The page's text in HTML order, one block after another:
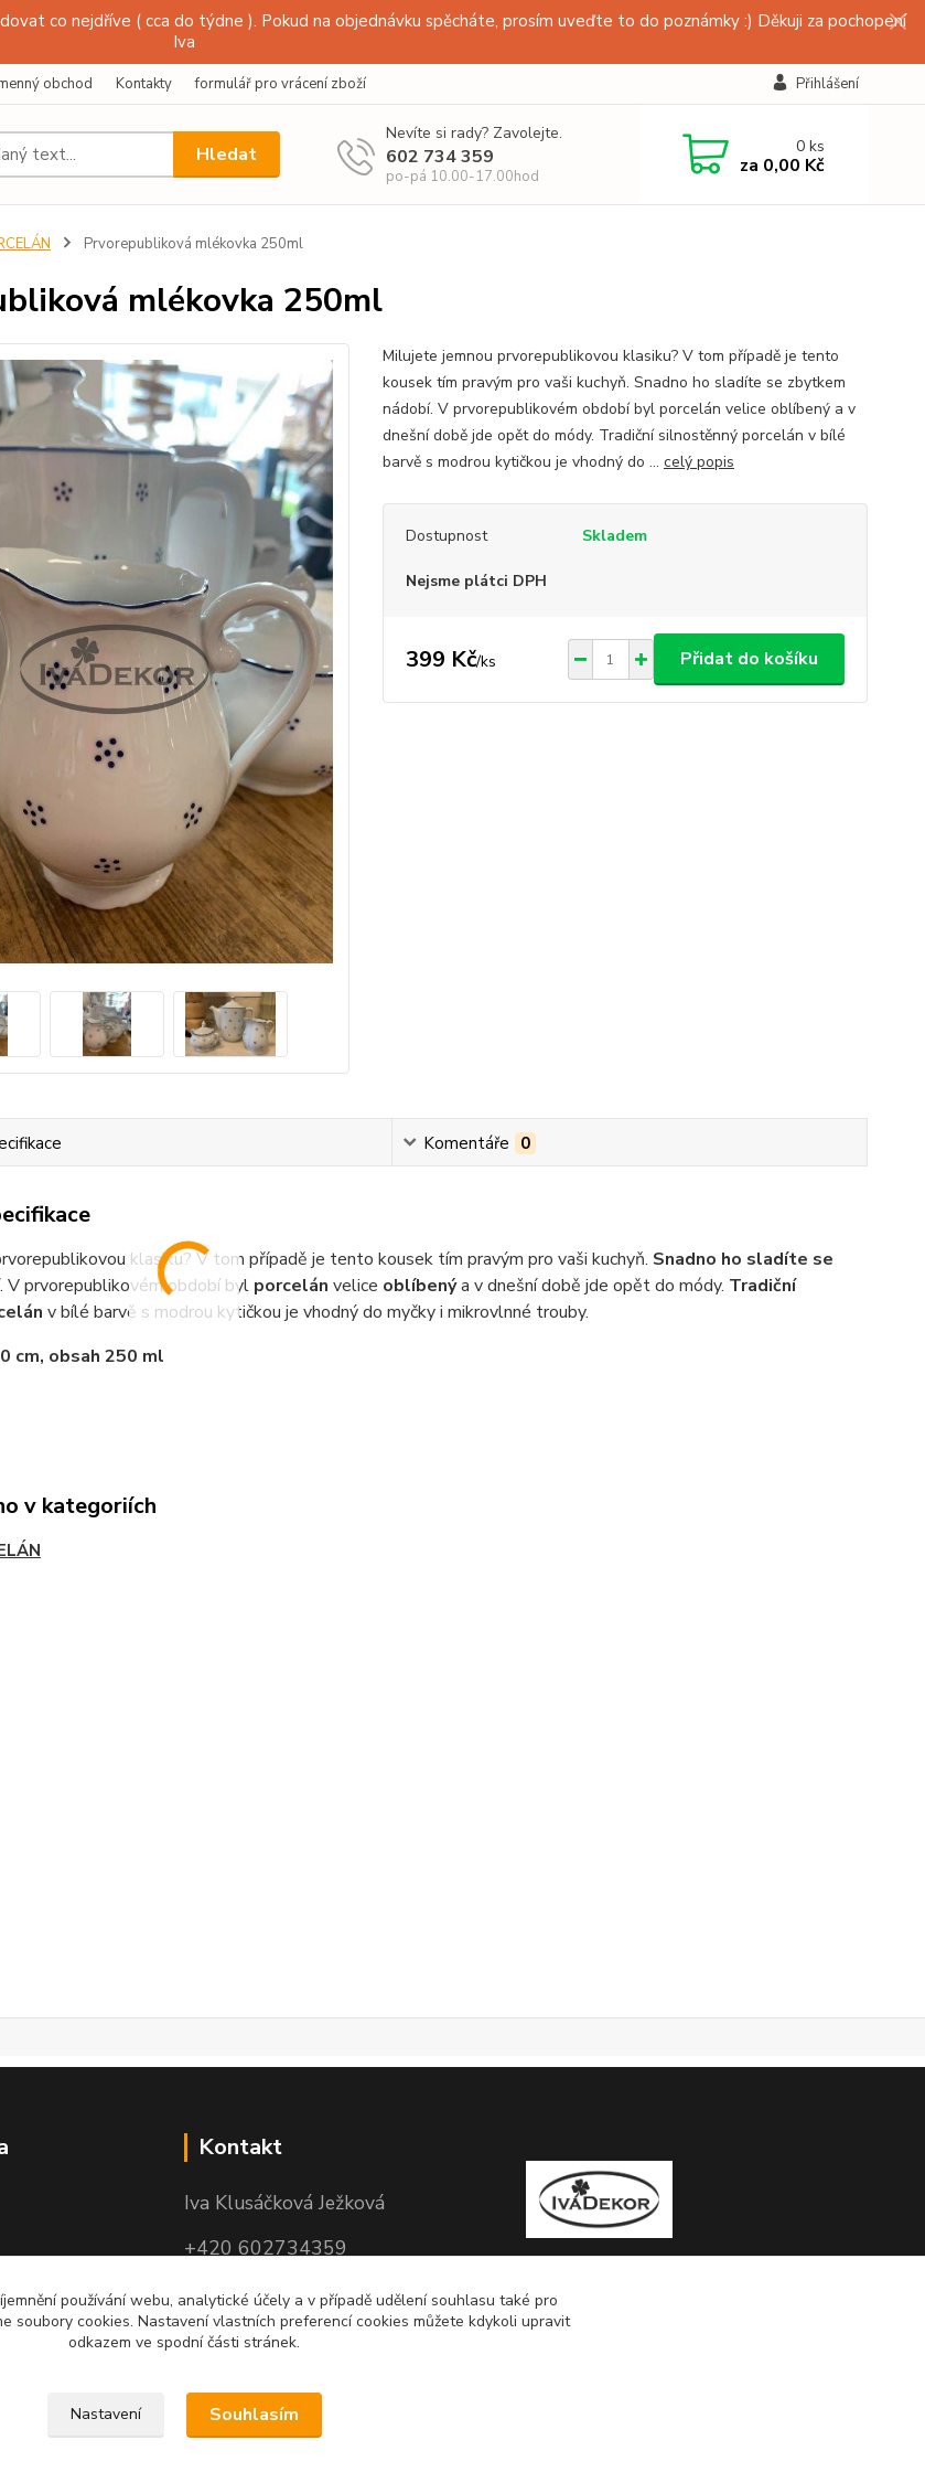
co nejdříve ( cca do týdne ). Pokud na objednávku spěcháte, prosím uveďte to do poznámky :) Děkuji za pochopení
Iva
obchod Kontakty formulář pro vrácení zboží Přihlášení
Hledat
Nevíte si rady? Zavolejte.
602 734 359
po-pá 10.00-17.00hod
0ks
za 0,00 Kč
Prvorepubliková mlékovka 250ml
mlékovka 250ml
Milujete jemnou prvorepublikovou klasiku? V tom případě je tento
kousek tím pravým pro vaši kuchyň. Snadno ho sladíte se zbytkem
nádobí. V prvorepublikovém období byl porcelán velice oblíbený a v
dnešní době jde opět do módy. Tradiční silnostěnný porcelán v bílé
barvě s modrou kytičkou je vhodný do ... celý popis
Dostupnost Skladem
Nejsme plátci DPH
399 Kč/ks Přidat do košíku
Komentáře 0
klasiku? V tom případě je tento kousek tím pravým pro vaši kuchyň. Snadno ho sladíte se
. V prvorepublikovém období byl porcelán velice oblíbenýa v dnešní době jde opět do módy. Tradiční
v bílé barvě s modrou kytičkou je vhodný do myčky i mikrovlnné trouby.
cm, obsah 250 ml
v kategoriích
Kontakt
Iva Klusáčková Ježková
+420 602734359
(po-pá 10.00-17.00hod)
iva@ivadekor.cz
používání webu, analytické účely a v případě udělení souhlasu také pro
soubory cookies. Nastavení vlastních preferencí cookies můžete kdykoli upravit
odkazem ve spodní části stránek.
Nastavení Souhlasím